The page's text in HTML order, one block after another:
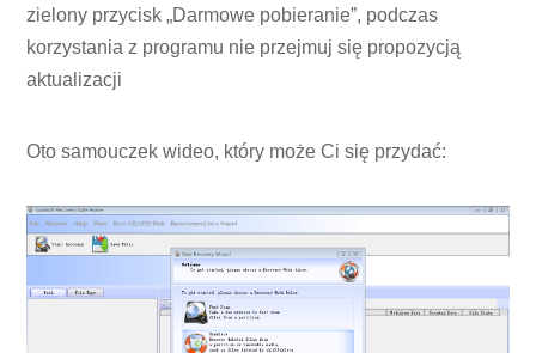
zielony przycisk „Darmowe pobieranie”, podczas
korzystania z programu nie przejmuj się propozycją
aktualizacji
Oto samouczek wideo, który może Ci się przydać: